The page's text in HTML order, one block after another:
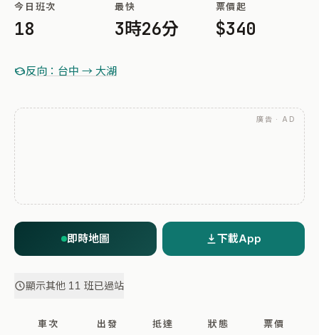
今日班次
18
最快
3時26分
票價起
$340
反向：台中 → 大湖
廣告 · AD
即時地圖 下載App
顯示其他 11 班已過站
車次 出發 抵達 狀態 票價